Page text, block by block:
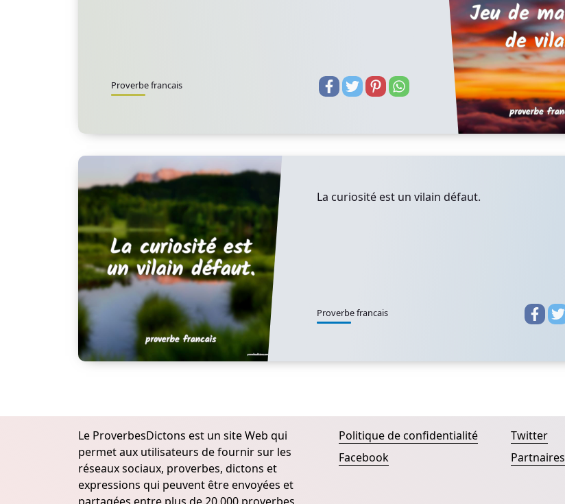
Proverbe francais
La curiosité est un vilain défaut.
Proverbe francais
Le ProverbesDictons est un site Web qui
permet aux utilisateurs de fournir sur les
réseaux sociaux, proverbes, dictons et
expressions qui peuvent être envoyées et
Politique de confidentialité
Facebook
Twitter
Partnaires